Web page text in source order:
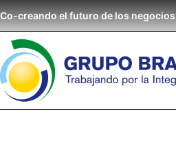
Co-creando el futuro de los negocios